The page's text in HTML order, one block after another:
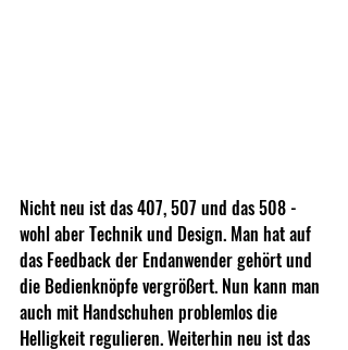
Nicht neu ist das 407, 507 und das 508 -
wohl aber Technik und Design. Man hat auf
das Feedback der Endanwender gehört und
die Bedienknöpfe vergrößert. Nun kann man
auch mit Handschuhen problemlos die
Helligkeit regulieren. Weiterhin neu ist das